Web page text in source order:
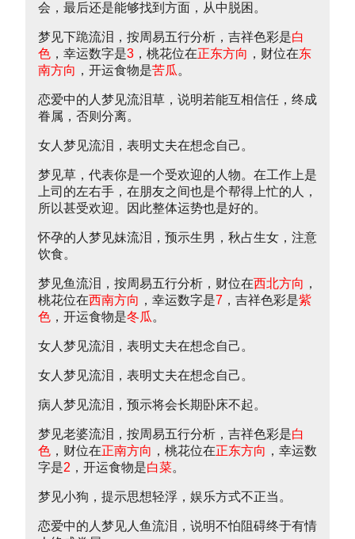
会，最后还是能够找到方面，从中脱困。
梦见下跪流泪，按周易五行分析，吉祥色彩是白
色 ，幸运数字是3 ，桃花位在正东方向 ，财位在东
南方向 ，开运食物是苦瓜 。
恋爱中的人梦见流泪草，说明若能互相信任，终成
眷属，否则分离。
女人梦见流泪，表明丈夫在想念自己。
梦见草，代表你是一个受欢迎的人物。在工作上是
上司的左右手，在朋友之间也是个帮得上忙的人，
所以甚受欢迎。因此整体运势也是好的。
怀孕的人梦见妹流泪，预示生男，秋占生女，注意
饮食。
梦见鱼流泪，按周易五行分析，财位在西北方向 ，
桃花位在西南方向 ，幸运数字是7 ，吉祥色彩是紫
色 ，开运食物是冬瓜 。
女人梦见流泪，表明丈夫在想念自己。
女人梦见流泪，表明丈夫在想念自己。
病人梦见流泪，预示将会长期卧床不起。
梦见老婆流泪，按周易五行分析，吉祥色彩是白
色 ，财位在正南方向 ，桃花位在正东方向 ，幸运数
字是2 ，开运食物是白菜。
梦见小狗，提示思想轻浮，娱乐方式不正当。
恋爱中的人梦见人鱼流泪，说明不怕阻碍终于有情